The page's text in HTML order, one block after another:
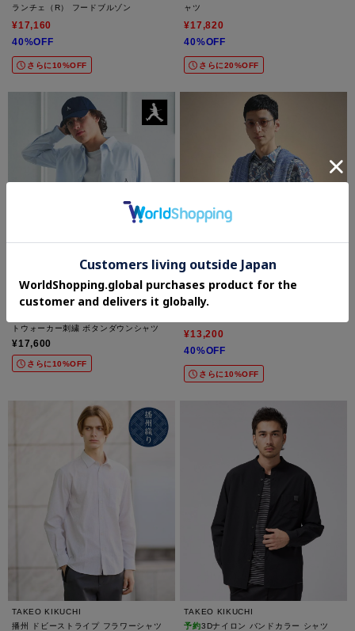
ランチェ（R） フードブルゾン
¥17,160
40%OFF
さらに10%OFF
ャツ
¥17,820
40%OFF
さらに20%OFF
TAKEO KIKUCHI
トウォーカー刺繍 ボタンダウンシャツ
¥17,600
さらに10%OFF
TAKEO KIKUCHI
¥13,200
40%OFF
さらに10%OFF
TAKEO KIKUCHI
播州 ドビーストライプ フラワーシャツ
TAKEO KIKUCHI
予約3Dナイロン バンドカラー シャツ